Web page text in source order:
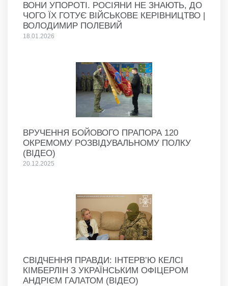
ВОНИ УПОРОТІ. РОСІЯНИ НЕ ЗНАЮТЬ, ДО
ЧОГО ЇХ ГОТУЄ ВІЙСЬКОВЕ КЕРІВНИЦТВО |
ВОЛОДИМИР ПОЛЕВИЙ
18.01.2026
ВРУЧЕННЯ БОЙОВОГО ПРАПОРА 120
ОКРЕМОМУ РОЗВІДУВАЛЬНОМУ ПОЛКУ
(ВІДЕО)
20.12.2025
СВІДЧЕННЯ ПРАВДИ: ІНТЕРВ’Ю КЕЛСІ
КІМБЕРЛІН З УКРАЇНСЬКИМ ОФІЦЕРОМ
АНДРІЄМ ГАЛАТОМ (ВІДЕО)